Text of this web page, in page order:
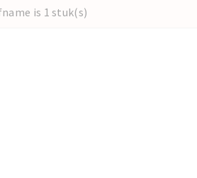
is 1 stuk(s)